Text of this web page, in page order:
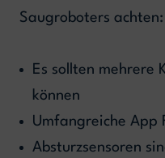
Saugroboters achten:
Es sollten mehrere
können
Umfangreiche App
Absturzsensoren